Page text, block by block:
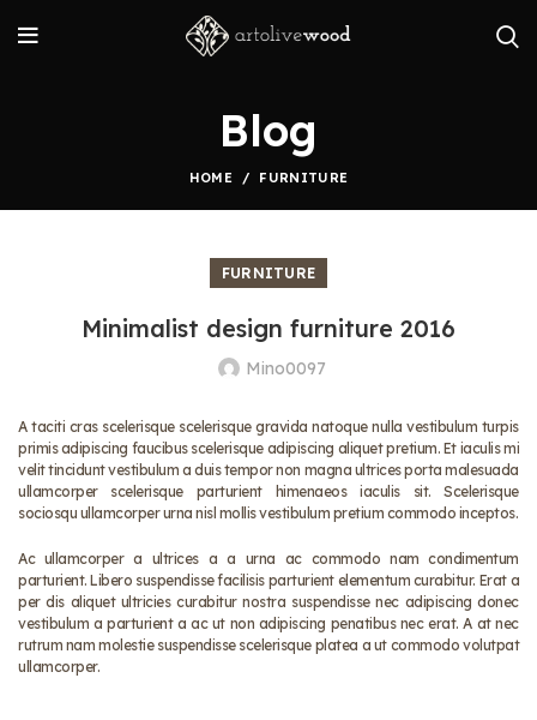
Blog
HOME FURNITURE
FURNITURE
Minimalist design furniture 2016
Mino0097
A taciti cras scelerisque scelerisque gravida natoque nulla vestibulum turpis
primis adipiscing faucibus scelerisque adipiscing aliquet pretium. Et iaculis mi
velit tincidunt vestibulum a duis tempor non magna ultrices porta malesuada
ullamcorper scelerisque parturient himenaeos iaculis sit. Scelerisque
sociosqu ullamcorper urna nisl mollis vestibulum pretium commodo inceptos.
Ac ullamcorper a ultrices a a urna ac commodo nam condimentum
parturient. Libero suspendisse facilisis parturient elementum curabitur. Erat a
per dis aliquet ultricies curabitur nostra suspendisse nec adipiscing donec
vestibulum a parturient a ac ut non adipiscing penatibus nec erat. A at nec
rutrum nam molestie suspendisse scelerisque platea a ut commodo volutpat
ullamcorper.